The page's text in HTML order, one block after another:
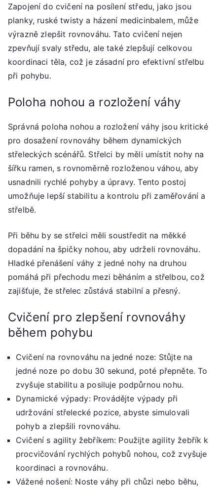
Zapojení do cvičení na posílení středu, jako jsou
planky, ruské twisty a házení medicinbalem, může
výrazně zlepšit rovnováhu. Tato cvičení nejen
zpevňují svaly středu, ale také zlepšují celkovou
koordinaci těla, což je zásadní pro efektivní střelbu
při pohybu.
Poloha nohou a rozložení váhy
Správná poloha nohou a rozložení váhy jsou kritické
pro dosažení rovnováhy během dynamických
střeleckých scénářů. Střelci by měli umístit nohy na
šířku ramen, s rovnoměrně rozloženou váhou, aby
usnadnili rychlé pohyby a úpravy. Tento postoj
umožňuje lepší stabilitu a kontrolu při zaměřování a
střelbě.
Při běhu by se střelci měli soustředit na měkké
dopadání na špičky nohou, aby udrželi rovnováhu.
Hladké přenášení váhy z jedné nohy na druhou
pomáhá při přechodu mezi běháním a střelbou, což
zajišťuje, že střelec zůstává stabilní a přesný.
Cvičení pro zlepšení rovnováhy
během pohybu
Cvičení na rovnováhu na jedné noze: Stůjte na
jedné noze po dobu 30 sekund, poté přepněte. To
zvyšuje stabilitu a posiluje podpůrnou nohu.
Dynamické výpady: Provádějte výpady při
udržování střelecké pozice, abyste simulovali
pohyb a zlepšili rovnováhu.
Cvičení s agility žebříkem: Použijte agility žebřík k
procvičování rychlých pohybů nohou, což zvyšuje
koordinaci a rovnováhu.
Vážené nošení: Noste váhy při chůzi nebo běhu,